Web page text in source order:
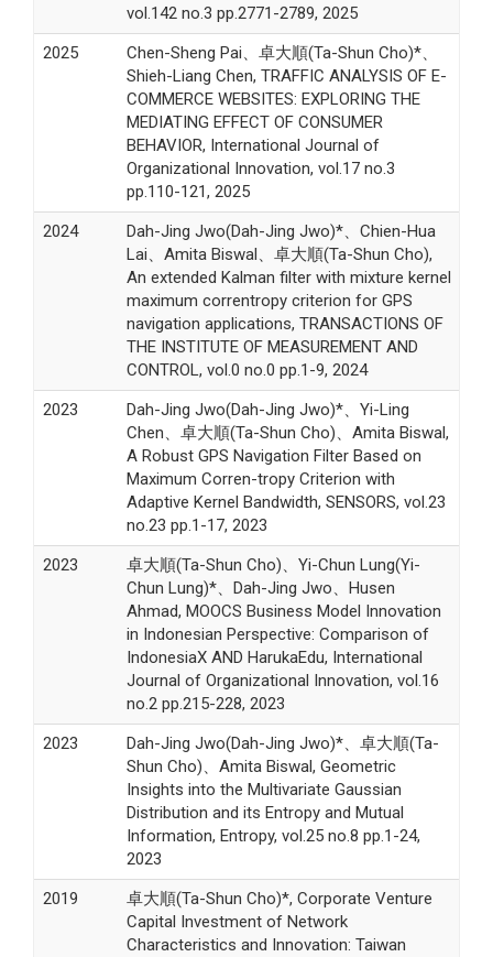
vol.142 no.3 pp.2771-2789, 2025
2025
Chen-Sheng Pai、卓大順(Ta-Shun Cho)*、
Shieh-Liang Chen, TRAFFIC ANALYSIS OF E-
COMMERCE WEBSITES: EXPLORING THE
MEDIATING EFFECT OF CONSUMER
BEHAVIOR, International Journal of
Organizational Innovation, vol.17 no.3
pp.110-121, 2025
2024
Dah-Jing Jwo(Dah-Jing Jwo)*、Chien-Hua
Lai、Amita Biswal、卓大順(Ta-Shun Cho),
An extended Kalman filter with mixture kernel
maximum correntropy criterion for GPS
navigation applications, TRANSACTIONS OF
THE INSTITUTE OF MEASUREMENT AND
CONTROL, vol.0 no.0 pp.1-9, 2024
2023
Dah-Jing Jwo(Dah-Jing Jwo)*、Yi-Ling
Chen、卓大順(Ta-Shun Cho)、Amita Biswal,
A Robust GPS Navigation Filter Based on
Maximum Corren-tropy Criterion with
Adaptive Kernel Bandwidth, SENSORS, vol.23
no.23 pp.1-17, 2023
2023
卓大順(Ta-Shun Cho)、Yi-Chun Lung(Yi-
Chun Lung)*、Dah-Jing Jwo、Husen
Ahmad, MOOCS Business Model Innovation
in Indonesian Perspective: Comparison of
IndonesiaX AND HarukaEdu, International
Journal of Organizational Innovation, vol.16
no.2 pp.215-228, 2023
2023
Dah-Jing Jwo(Dah-Jing Jwo)*、卓大順(Ta-
Shun Cho)、Amita Biswal, Geometric
Insights into the Multivariate Gaussian
Distribution and its Entropy and Mutual
Information, Entropy, vol.25 no.8 pp.1-24,
2023
2019
卓大順(Ta-Shun Cho)*, Corporate Venture
Capital Investment of Network
Characteristics and Innovation: Taiwan